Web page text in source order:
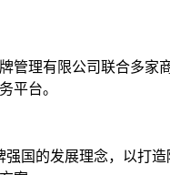
管理有限公司联合多
平台。
国的发展理念，以打